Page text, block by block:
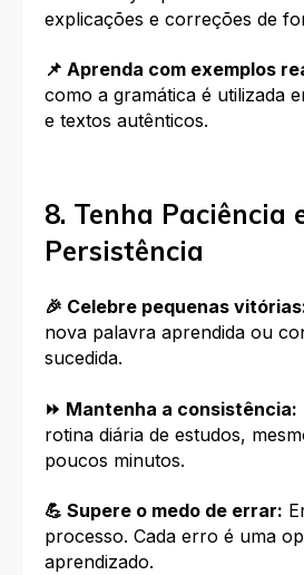
explicações e correções de
📌 Aprenda com exemplos
como a gramática é utilizada
e textos autênticos.
8. Tenha Paciência
Persistência
🎉 Celebre pequenas
nova palavra aprendida ou
sucedida.
⏩ Mantenha a consistência:
rotina diária de estudos,
poucos minutos.
💪 Supere o medo de errar:
processo. Cada erro é uma
aprendizado.